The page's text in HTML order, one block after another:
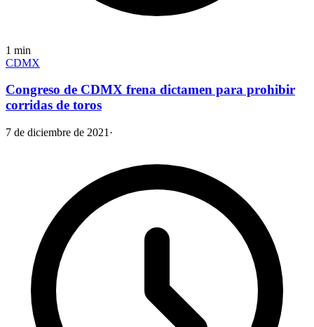
1 min
CDMX
Congreso de CDMX frena dictamen para prohibir
corridas de toros
7 de diciembre de 2021 ·